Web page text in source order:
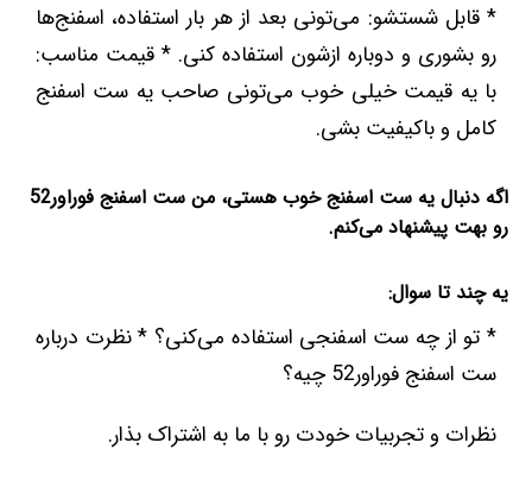
* قابل شستشو: می‌تونی بعد از هر بار استفاده، اسفنج‌ها
رو بشوری و دوباره ازشون استفاده کنی. * قیمت مناسب:
با یه قیمت خیلی خوب می‌تونی صاحب یه ست اسفنج
کامل و باکیفیت بشی.
اگه دنبال یه ست اسفنج خوب هستی، من ست اسفنج فوراور52
رو بهت پیشنهاد می‌کنم.
یه چند تا سوال:
* تو از چه ست اسفنجی استفاده می‌کنی؟ * نظرت درباره
ست اسفنج فوراور52 چیه؟
نظرات و تجربیات خودت رو با ما به اشتراک بذار.